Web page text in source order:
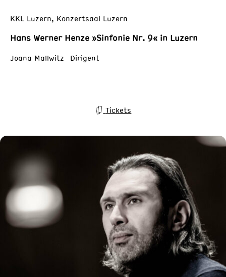
KKL Luzern, Konzertsaal Luzern
Hans Werner Henze »Sinfonie Nr. 9« in Luzern
Joana Mallwitz Dirigent
Tickets